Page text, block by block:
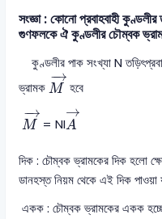
সংজ্ঞা : কোনো প্রবাহবাহী
গুণফলকে ঐ কুণ্ডলীর চৌম্বক
কুণ্ডলীর পাক সংখ্যা N
ভ্রামক
−
→
M
M→
হবে
−
→
M
M→
= NI
→
A
A→
দিক : চৌম্বক ভ্রামকের দিক হলো
ডানহস্ত নিয়ম থেকে এই দিক পাওয়া
একক : চৌম্বক ভ্রামকের একক